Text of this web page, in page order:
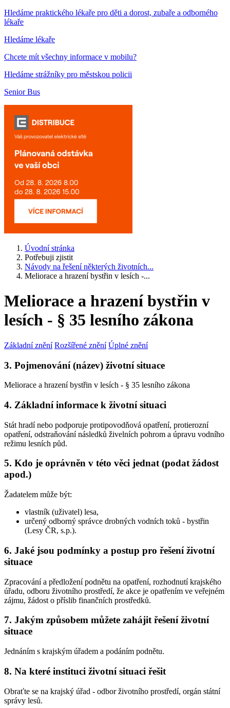
Hledáme praktického lékaře pro děti a dorost, zubaře a odborného
lékaře
Hledáme lékaře
Chcete mít všechny informace v mobilu?
Hledáme strážníky pro městskou policii
Senior Bus
Úvodní stránka
Potřebuji zjistit
Návody na řešení některých životních...
Meliorace a hrazení bystřin v lesích -...
Meliorace a hrazení bystřin v
lesích - § 35 lesního zákona
Základní znění Rozšířené znění Úplné znění
3. Pojmenování (název) životní situace
Meliorace a hrazení bystřin v lesích - § 35 lesního zákona
4. Základní informace k životní situaci
Stát hradí nebo podporuje protipovodňová opatření, protierozní
opatření, odstraňování následků živelních pohrom a úpravu vodního
režimu lesních půd.
5. Kdo je oprávněn v této věci jednat (podat žádost
apod.)
Žadatelem může být:
vlastník (uživatel) lesa,
určený odborný správce drobných vodních toků - bystřin
(Lesy ČR, s.p.).
6. Jaké jsou podmínky a postup pro řešení životní
situace
Zpracování a předložení podnětu na opatření, rozhodnutí krajského
úřadu, odboru životního prostředí, že akce je opatřením ve veřejném
zájmu, žádost o příslib finančních prostředků.
7. Jakým způsobem můžete zahájit řešení životní
situace
Jednáním s krajským úřadem a podáním podnětu.
8. Na které instituci životní situaci řešit
Obraťte se na krajský úřad - odbor životního prostředí, orgán státní
správy lesů.